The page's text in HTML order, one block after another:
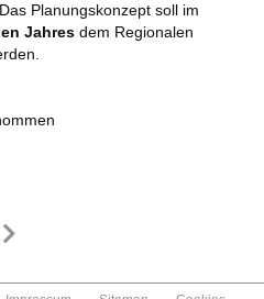
Planungskonzept soll im
Jahres dem Regionalen